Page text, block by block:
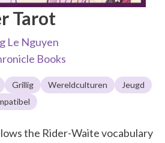
Tarot
Le Nguyen
Books
Grillig Wereldculturen
Jeugd
the Rider-Waite vocabulary